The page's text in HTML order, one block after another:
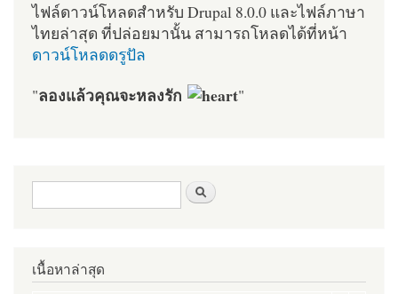
ไฟล์ดาวน์โหลดสำหรับ Drupal 8.0.0 และไฟล์ภาษา
ไทยล่าสุด ที่ปล่อยมานั้น สามารถโหลดได้ที่หน้า
ดาวน์โหลดดรูปัล
"ลองแล้วคุณจะหลงรัก "
ฟอร์มค้นหา
เนื้อหาล่าสุด